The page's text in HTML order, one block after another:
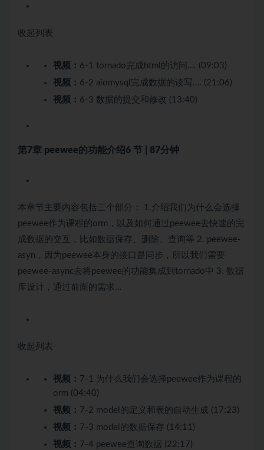
收起列表
视频： 6-1 tornado完成html的访问…. (09:03)
视频： 6-2 aiomysql完成数据的读写…. (21:06)
视频： 6-3 数据的提交和修改 (13:40)
第7章 peewee的功能介绍 6 节 | 87分钟
本章节主要内容包括三个部分： 1.介绍我们为什么会选择
peewee作为课程的orm，以及如何通过peewee去快速的完
成数据的交互，比如数据保存、删除、查询等 2. peewee-
asyn，因为peewee本身的接口是同步，所以我们需要
peewee-async去将peewee的功能集成到tornado中 3. 数据
库设计，通过前面的需求…
收起列表
视频： 7-1 为什么我们会选择peewee作为课程的
orm (04:40)
视频： 7-2 model的定义和表的自动生成 (17:23)
视频： 7-3 model的数据保存 (14:11)
视频： 7-4 peewee查询数据 (22:17)